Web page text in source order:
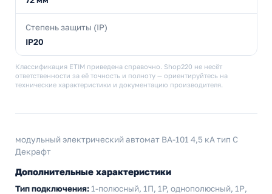
Степень защиты (IP)
IP20
Классификация ETIM приведена справочно. Shop220 не несёт
ответственности за её точность и полноту — ориентируйтесь на
технические характеристики и документацию производителя.
модульный электрический автомат ВА-101 4,5 кА тип С
Декрафт
Дополнительные характеристики
Тип подключения:1-полюсный, 1П, 1P, однополюсный, 1Р,